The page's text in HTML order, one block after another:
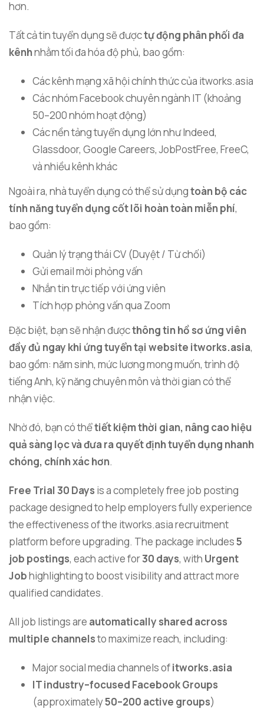
hơn.
Tất cả tin tuyển dụng sẽ đượctự động phân phối đa
kênhnhằm tối đa hóa độ phủ, bao gồm:
Các kênh mạng xã hội chính thức của itworks.asia
Các nhóm Facebook chuyên ngành IT (khoảng
50–200 nhóm hoạt động)
Các nền tảng tuyển dụng lớn như Indeed,
Glassdoor, Google Careers, JobPostFree, FreeC,
và nhiều kênh khác
Ngoài ra, nhà tuyển dụng có thể sử dụngtoàn bộ các
tính năng tuyển dụng cốt lõi hoàn toàn miễn phí,
bao gồm:
Quản lý trạng thái CV (Duyệt / Từ chối)
Gửi email mời phỏng vấn
Nhắn tin trực tiếp với ứng viên
Tích hợp phỏng vấn qua Zoom
Đặc biệt, bạn sẽ nhận đượcthông tin hồ sơ ứng viên
đầy đủ ngay khi ứng tuyển tại website itworks.asia,
bao gồm: năm sinh, mức lương mong muốn, trình độ
tiếng Anh, kỹ năng chuyên môn và thời gian có thể
nhận việc.
Nhờ đó, bạn có thểtiết kiệm thời gian, nâng cao hiệu
quả sàng lọc và đưa ra quyết định tuyển dụng nhanh
chóng, chính xác hơn.
Free Trial30 Days is a completely free job posting
package designed to help employers fully experience
the effectiveness of the itworks.asia recruitment
platform before upgrading. The package includes5
job postings, each active for30 days, with Urgent
Jobhighlighting to boost visibility and attract more
qualified candidates.
All job listings are automatically shared across
multiple channelsto maximize reach, including:
Major social media channels ofitworks.asia
IT industry–focused Facebook Groups
(approximately50–200 active groups)